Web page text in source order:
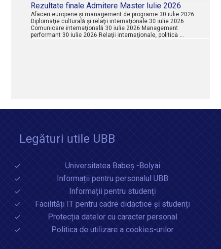
Rezultate finale Admitere Master Iulie 2026
Afaceri europene şi management de programe 30 iulie 2026
Diplomaţie culturală şi relaţii internaţionale 30 iulie 2026
Comunicare internaţională 30 iulie 2026 Management
performant 30 iulie 2026 Relaţii internaţionale, politică …
Legături utile UBB
Universitatea Babeș -Bolyai
Informații pentru personalul UBB
Informații pentru studenți
Facilități IT pentru cadre didactice și studenți
Protecția datelor cu caracter personal
Politica de utilizare a cookies-urilor